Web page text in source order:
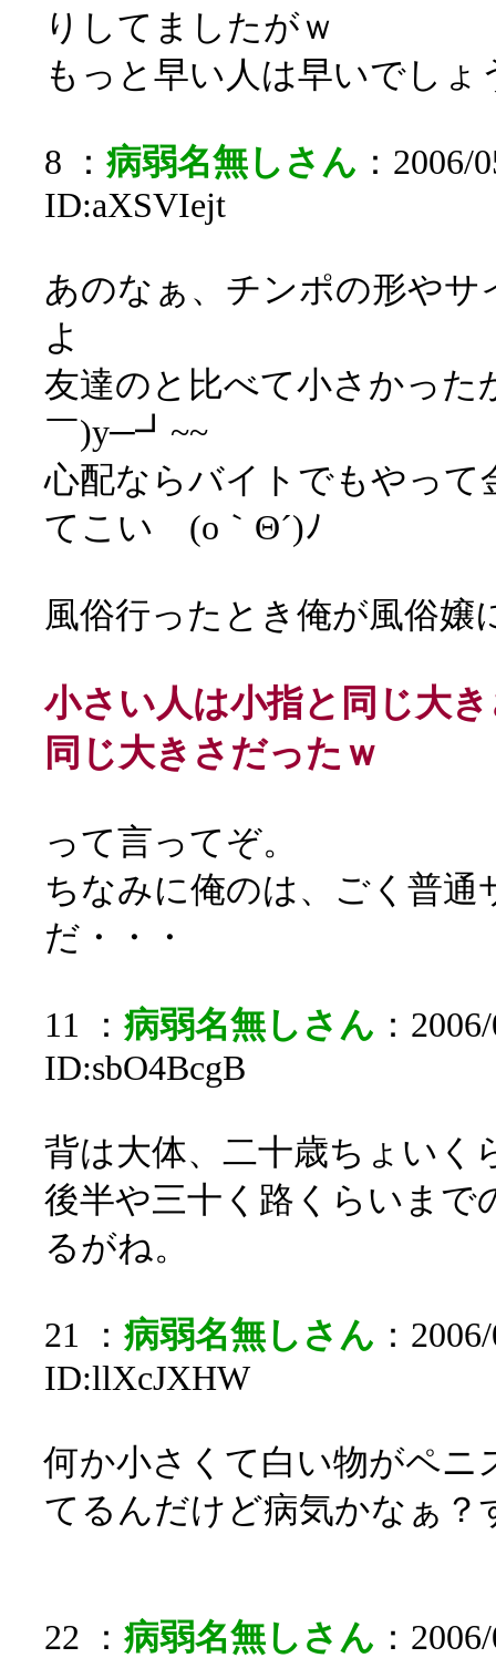
りしてましたがｗ
もっと早い人は早いでしょ
8 ： 病弱名無しさん ：2006/
ID:aXSVIejt
あのなぁ、チンポの形や
よ
友達のと比べて小さかっ
￣)y─┛~~
心配ならバイトでもやって
てこい (o｀Θ´)ﾉ
風俗行ったとき俺が風俗嬢
小さい人は小指と同じ大
同じ大きさだったｗ
って言ってぞ。
ちなみに俺のは、ごく普
だ・・・
11 ： 病弱名無しさん ：
ID:sbO4BcgB
背は大体、二十歳ちょいく
後半や三十く路くらいまで
るがね。
21 ： 病弱名無しさん ：
ID:llXcJXHW
何か小さくて白い物がペニ
てるんだけど病気かなぁ
22 ： 病弱名無しさん ：